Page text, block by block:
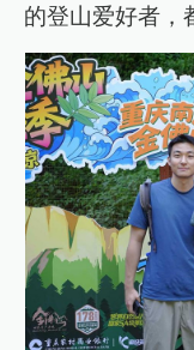
的登山爱好者，